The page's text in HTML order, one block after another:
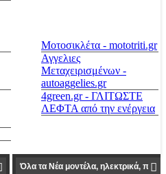
Μοτοσικλέτα - mototriti.gr
Αγγελιες
Μεταχειρισμένων -
autoaggelies.gr
4green.gr - ΓΛΙΤΩΣΤΕ
ΛΕΦΤΑ από την ενέργεια